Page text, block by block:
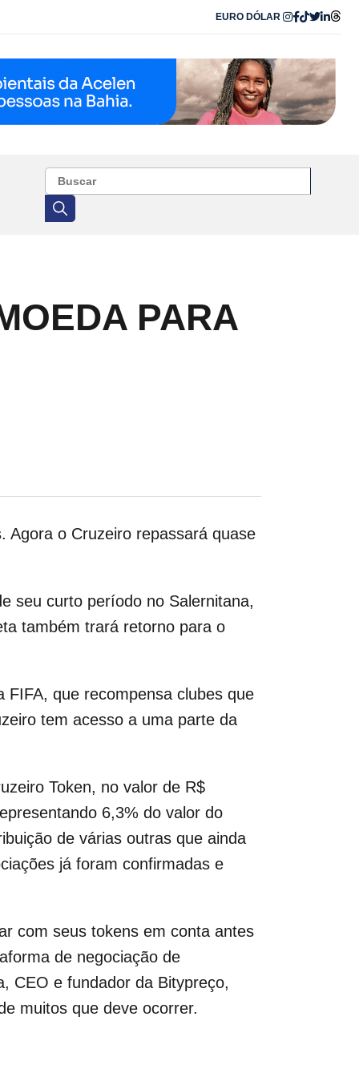
EURO DÓLAR
PARA
Agora o Cruzeiro repassará quase
seu curto período no Salernitana,
também trará retorno para o
FIFA, que recompensa clubes que
tem acesso a uma parte da
Token, no valor de R$
6,3% do valor do
de várias outras que ainda
já foram confirmadas e
com seus tokens em conta antes
de negociação de
CEO e fundador da Bitypreço,
muitos que deve ocorrer.